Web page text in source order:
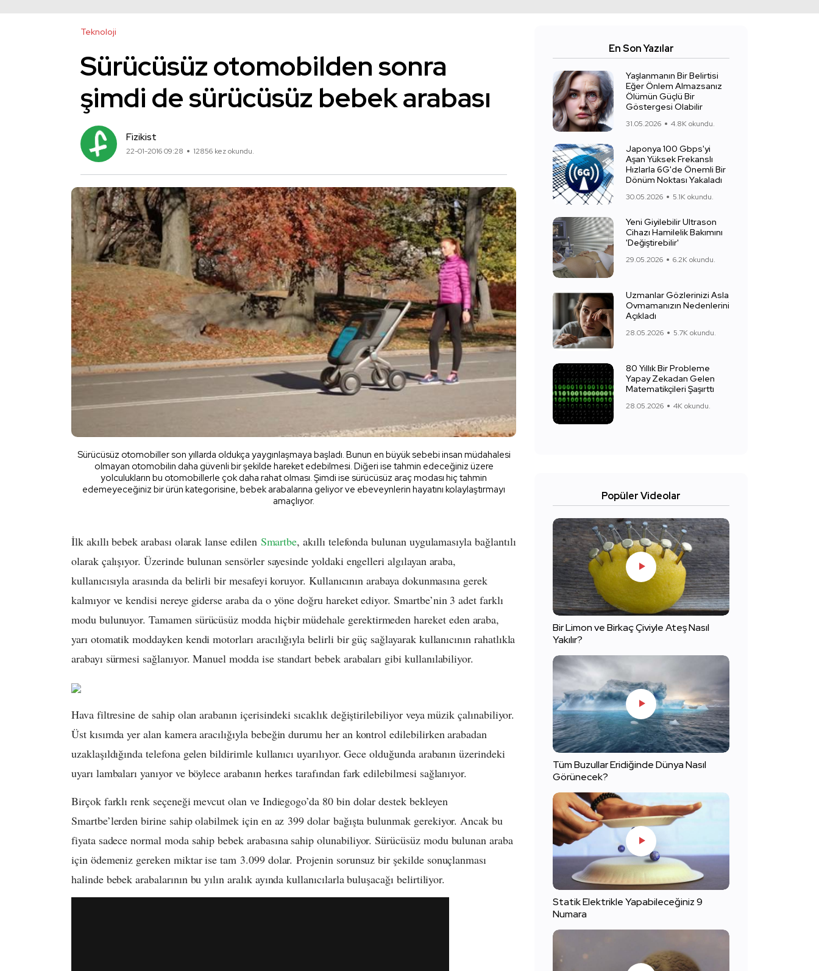
Teknoloji
Sürücüsüz otomobilden sonra
şimdi de sürücüsüz bebek arabası
Fizikist
22-01-2016 09:28 12856 kez okundu.
Sürücüsüz otomobiller son yıllarda oldukça yaygınlaşmaya başladı. Bunun en büyük sebebi insan müdahalesi
olmayan otomobilin daha güvenli bir şekilde hareket edebilmesi. Diğeri ise tahmin edeceğiniz üzere
yolculukların bu otomobillerle çok daha rahat olması. Şimdi ise sürücüsüz araç modası hiç tahmin
edemeyeceğiniz bir ürün kategorisine, bebek arabalarına geliyor ve ebeveynlerin hayatını kolaylaştırmayı
amaçlıyor.
İlk akıllı bebek arabası olarak lanse edilen Smartbe, akıllı telefonda bulunan uygulamasıyla bağlantılı
olarak çalışıyor. Üzerinde bulunan sensörler sayesinde yoldaki engelleri algılayan araba,
kullanıcısıyla arasında da belirli bir mesafeyi koruyor. Kullanıcının arabaya dokunmasına gerek
kalmıyor ve kendisi nereye giderse araba da o yöne doğru hareket ediyor. Smartbe’nin 3 adet farklı
modu bulunuyor. Tamamen sürücüsüz modda hiçbir müdehale gerektirmeden hareket eden araba,
yarı otomatik moddayken kendi motorları aracılığıyla belirli bir güç sağlayarak kullanıcının rahatlıkla
arabayı sürmesi sağlanıyor. Manuel modda ise standart bebek arabaları gibi kullanılabiliyor.
Hava filtresine de sahip olan arabanın içerisindeki sıcaklık değiştirilebiliyor veya müzik çalınabiliyor.
Üst kısımda yer alan kamera aracılığıyla bebeğin durumu her an kontrol edilebilirken arabadan
uzaklaşıldığında telefona gelen bildirimle kullanıcı uyarılıyor. Gece olduğunda arabanın üzerindeki
uyarı lambaları yanıyor ve böylece arabanın herkes tarafından fark edilebilmesi sağlanıyor.
Birçok farklı renk seçeneği mevcut olan ve Indiegogo’da 80 bin dolar destek bekleyen
Smartbe’lerden birine sahip olabilmek için en az 399 dolar bağışta bulunmak gerekiyor. Ancak bu
fiyata sadece normal moda sahip bebek arabasına sahip olunabiliyor. Sürücüsüz modu bulunan araba
için ödemeniz gereken miktar ise tam 3.099 dolar. Projenin sorunsuz bir şekilde sonuçlanması
halinde bebek arabalarının bu yılın aralık ayında kullanıcılarla buluşacağı belirtiliyor.
En Son Yazılar
Yaşlanmanın Bir Belirtisi
Eğer Önlem Almazsanız
Ölümün Güçlü Bir
Göstergesi Olabilir
31.05.2026 4.8K okundu.
Japonya 100 Gbps'yi
Aşan Yüksek Frekanslı
Hızlarla 6G'de Önemli Bir
Dönüm Noktası Yakaladı
30.05.2026 5.1K okundu.
Yeni Giyilebilir Ultrason
Cihazı Hamilelik Bakımını
'Değiştirebilir'
29.05.2026 6.2K okundu.
Uzmanlar Gözlerinizi Asla
Ovmamanızın Nedenlerini
Açıkladı
28.05.2026 5.7K okundu.
80 Yıllık Bir Probleme
Yapay Zekadan Gelen
Matematikçileri Şaşırttı
28.05.2026 4K okundu.
Popüler Videolar
Bir Limon ve Birkaç Çiviyle Ateş Nasıl
Yakılır?
Tüm Buzullar Eridiğinde Dünya Nasıl
Görünecek?
Statik Elektrikle Yapabileceğiniz 9
Numara